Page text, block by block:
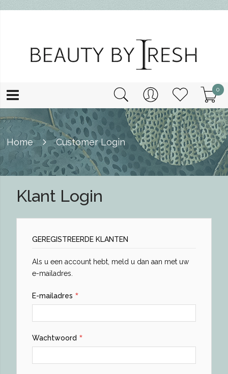
0
Home Customer Login
Klant Login
GEREGISTREERDE KLANTEN
Als u een account hebt, meld u dan aan met uw
e-mailadres.
E-mailadres
Wachtwoord